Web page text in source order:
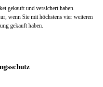
gekauft und versichert haben.
wenn Sie mit höchstens vier weiteren
gekauft haben.